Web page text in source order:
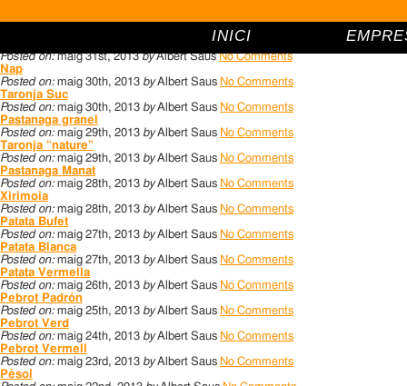
INICI
Albert Saus No Comments
Posted on: maig 31st, 2013 by Albert Saus No Comments
Nap
Posted on: maig 30th, 2013 by Albert Saus No Comments
Taronja Suc
Posted on: maig 30th, 2013 by Albert Saus No Comments
Pastanaga granel
Posted on: maig 29th, 2013 by Albert Saus No Comments
Taronja “nature”
Posted on: maig 29th, 2013 by Albert Saus No Comments
Pastanaga Manat
Posted on: maig 28th, 2013 by Albert Saus No Comments
Xirimoia
Posted on: maig 28th, 2013 by Albert Saus No Comments
Patata Bufet
Posted on: maig 27th, 2013 by Albert Saus No Comments
Patata Blanca
Posted on: maig 27th, 2013 by Albert Saus No Comments
Patata Vermella
Posted on: maig 26th, 2013 by Albert Saus No Comments
Pebrot Padrón
Posted on: maig 25th, 2013 by Albert Saus No Comments
Pebrot Verd
Posted on: maig 24th, 2013 by Albert Saus No Comments
Pebrot Vermell
Posted on: maig 23rd, 2013 by Albert Saus No Comments
Pèsol